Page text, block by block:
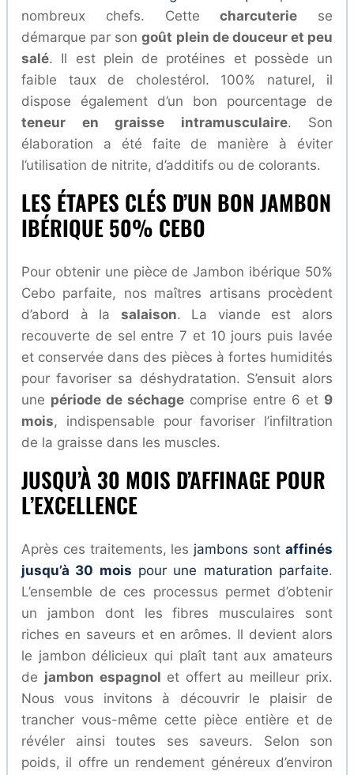
nombreux chefs. Cettecharcuterie se
démarque par songoût plein de douceur et peu
salé. Il est plein de protéines et possède un
faible taux de cholestérol. 100% naturel, il
dispose également d’un bon pourcentage de
teneur en graisse intramusculaire. Son
élaboration a été faite de manière à éviter
l’utilisation de nitrite, d’additifs ou de colorants.
LES ÉTAPES CLÉS D’UN BON JAMBON
IBÉRIQUE 50% CEBO
Pour obtenir une pièce de Jambon ibérique 50%
Cebo parfaite, nos maîtres artisans procèdent
d’abord à la salaison. La viande est alors
recouverte de sel entre 7 et 10 jours puis lavée
et conservée dans des pièces à fortes humidités
pour favoriser sa déshydratation. S’ensuit alors
une période de séchage comprise entre 6 et 9
mois, indispensable pour favoriser l’infiltration
de la graisse dans les muscles.
JUSQU’À 30 MOIS D’AFFINAGE POUR
L’EXCELLENCE
Après ces traitements, les jambons sontaffinés
jusqu’à 30 mois pour une maturation parfaite.
L’ensemble de ces processus permet d’obtenir
un jambon dont les fibres musculaires sont
riches en saveurs et en arômes. Il devient alors
le jambon délicieux qui plaît tant aux amateurs
de jambon espagnol et offert au meilleur prix.
Nous vous invitons à découvrir le plaisir de
trancher vous-même cette pièce entière et de
révéler ainsi toutes ses saveurs. Selon son
poids, il offre un rendement généreux d’environ